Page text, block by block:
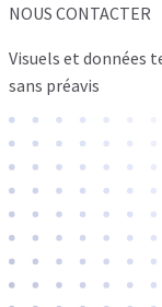
NOUS CONTACTER
Visuels et données
sans préavis